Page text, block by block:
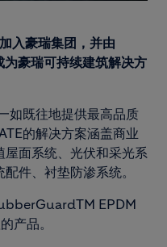
入豪瑞集团，并由
豪瑞可持续建筑解决方
如既往地提供最高品质
的解决方案涵盖商业
屋面系统、光伏和采光系
件、衬垫防渗系统。
EPDM
产品。